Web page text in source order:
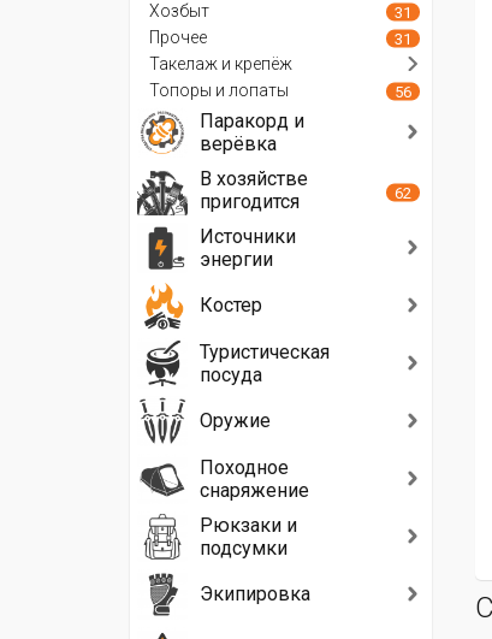
Хозбыт 31
Прочее 31
Такелаж и крепёж
Топоры и лопаты
56
Паракорд и
верёвка
В хозяйстве
пригодится
62
Источники
энергии
Костер
Туристическая
посуда
Оружие
Походное
снаряжение
Рюкзаки и
подсумки
Экипировка